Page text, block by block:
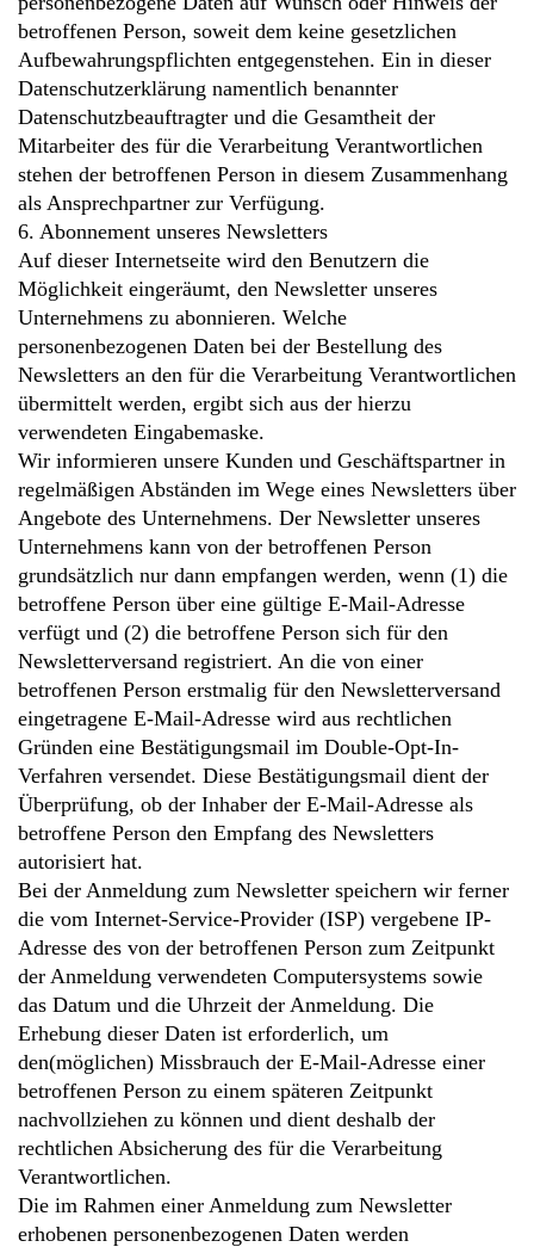
betroffenen Person, soweit dem keine gesetzlichen
Aufbewahrungspflichten entgegenstehen. Ein in dieser
Datenschutzerklärung namentlich benannter
Datenschutzbeauftragter und die Gesamtheit der
Mitarbeiter des für die Verarbeitung Verantwortlichen
stehen der betroffenen Person in diesem Zusammenhang
als Ansprechpartner zur Verfügung.
6. Abonnement unseres Newsletters
Auf dieser Internetseite wird den Benutzern die
Möglichkeit eingeräumt, den Newsletter unseres
Unternehmens zu abonnieren. Welche
personenbezogenen Daten bei der Bestellung des
Newsletters an den für die Verarbeitung Verantwortlichen
übermittelt werden, ergibt sich aus der hierzu
verwendeten Eingabemaske.
Wir informieren unsere Kunden und Geschäftspartner in
regelmäßigen Abständen im Wege eines Newsletters über
Angebote des Unternehmens. Der Newsletter unseres
Unternehmens kann von der betroffenen Person
grundsätzlich nur dann empfangen werden, wenn (1) die
betroffene Person über eine gültige E-Mail-Adresse
verfügt und (2) die betroffene Person sich für den
Newsletterversand registriert. An die von einer
betroffenen Person erstmalig für den Newsletterversand
eingetragene E-Mail-Adresse wird aus rechtlichen
Gründen eine Bestätigungsmail im Double-Opt-In-
Verfahren versendet. Diese Bestätigungsmail dient der
Überprüfung, ob der Inhaber der E-Mail-Adresse als
betroffene Person den Empfang des Newsletters
autorisiert hat.
Bei der Anmeldung zum Newsletter speichern wir ferner
die vom Internet-Service-Provider (ISP) vergebene IP-
Adresse des von der betroffenen Person zum Zeitpunkt
der Anmeldung verwendeten Computersystems sowie
das Datum und die Uhrzeit der Anmeldung. Die
Erhebung dieser Daten ist erforderlich, um
den(möglichen) Missbrauch der E-Mail-Adresse einer
betroffenen Person zu einem späteren Zeitpunkt
nachvollziehen zu können und dient deshalb der
rechtlichen Absicherung des für die Verarbeitung
Verantwortlichen.
Die im Rahmen einer Anmeldung zum Newsletter
erhobenen personenbezogenen Daten werden